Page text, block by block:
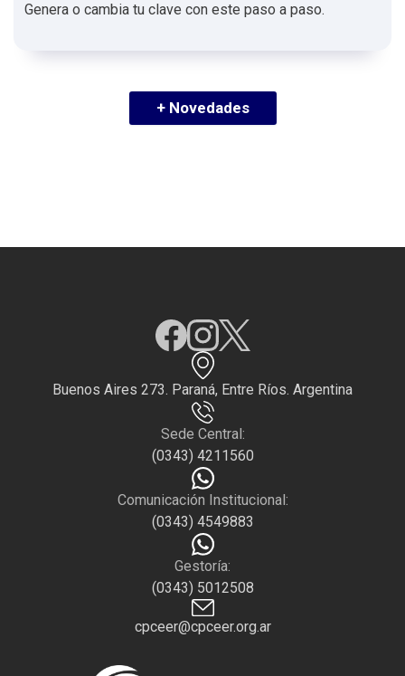
Genera o cambia tu clave con este paso a paso.
+ Novedades
Buenos Aires 273. Paraná, Entre Ríos. Argentina
Sede Central:
(0343) 4211560
Comunicación Institucional:
(0343) 4549883
Gestoría:
(0343) 5012508
cpceer@cpceer.org.ar